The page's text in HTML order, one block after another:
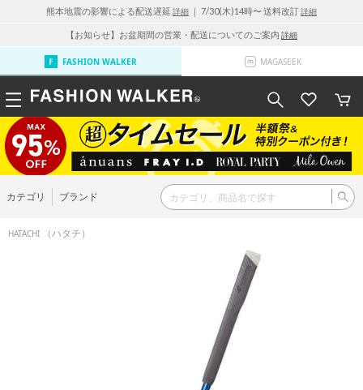
熊本地震の影響による配送遅延 詳細 ｜ 7/30(木)14時〜 送料改訂詳細
【お知らせ】お盆期間の営業・配送についてのご案内 詳細
FASHION WALKER MAGASEEK
カテゴリ ブランド
HATACHI （ハタチ）